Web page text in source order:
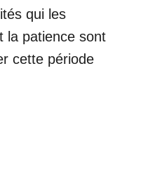
qui les
la patience sont
cette période